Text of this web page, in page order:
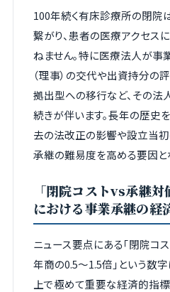
100年続く有床診療所の閉院
繋がり、患者の医療アクセス
ねません。特に医療法人が事
（理事）の交代や出資持分の
拠出型への移行など、その法
続きが伴います。長年の歴史
去の法改正の影響や設立当
承継の難易度を高める要因と
「閉院コストvs承継
における事業承継の経
ニュース要点にある「閉院コ
年商の0.5〜1.5倍」という数
上で極めて重要な経済的指